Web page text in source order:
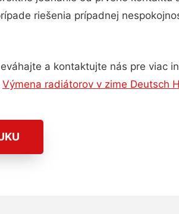
riešenia prípadnej
a kontaktujte nás pre viac
Výmena radiátorov v zime Deutsch